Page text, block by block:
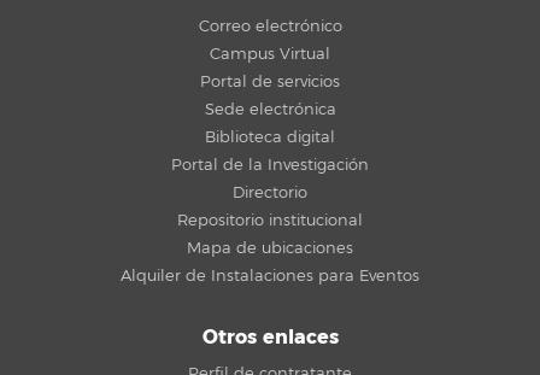
Correo electrónico
Campus Virtual
Portal de servicios
Sede electrónica
Biblioteca digital
Portal de la Investigación
Directorio
Repositorio institucional
Mapa de ubicaciones
Alquiler de Instalaciones para Eventos
Otros enlaces